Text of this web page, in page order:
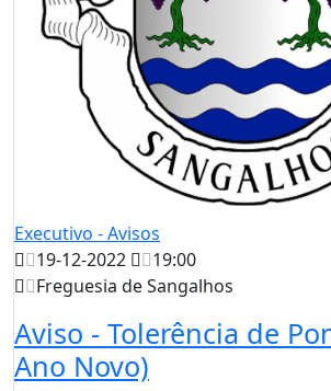
Executivo - Avisos
19-12-2022
19:00
Freguesia de Sangalhos
Aviso - Tolerência de
Ano Novo)